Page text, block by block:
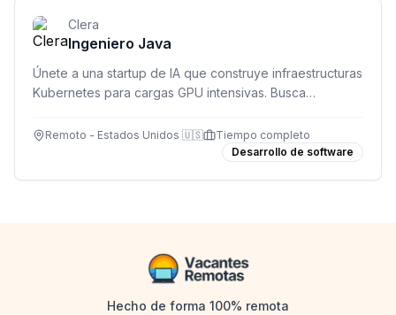
Clera
Ingeniero Java
Únete a una startup de IA que construye infraestructuras
Kubernetes para cargas GPU intensivas. Busca
backend robustos.
Remoto - Estados Unidos 🇺🇸
Tiempo completo
Desarrollo de software
Hecho de forma 100% remota